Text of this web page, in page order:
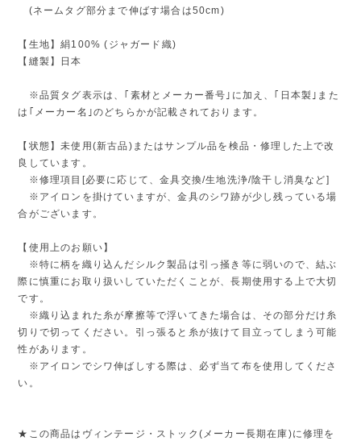
(ネームタグ部分まで伸ばす場合は50cm)
【生地】絹100% (ジャガード織)
【縫製】日本
※品質タグ表示は、｢素材とメーカー番号｣に加え、｢日本製｣また
は｢メーカー名｣のどちらかが記載されております。
【状態】未使用(新古品)またはサンプル品を検品・修理した上で改
良しています。
※修理項目[必要に応じて、金具交換/生地洗浄/陰干し消臭など]
※アイロンを掛けていますが、金具のシワ跡が少し残っている場
合がございます。
【使用上のお願い】
※特に柄を織り込んだシルク製品は引っ掻き等に弱いので、結ぶ
際に慎重にお取り扱いしていただくことが、長期使用する上で大切
です。
※織り込まれた糸が摩擦等で浮いてきた場合は、その部分だけ糸
切りで切ってください。引っ張ると糸が抜けて目立ってしまう可能
性があります。
※アイロンでシワ伸ばしする際は、必ず当て布を使用してくださ
い。
★この商品はヴィンテージ・ストック(メーカー長期在庫)に修理を